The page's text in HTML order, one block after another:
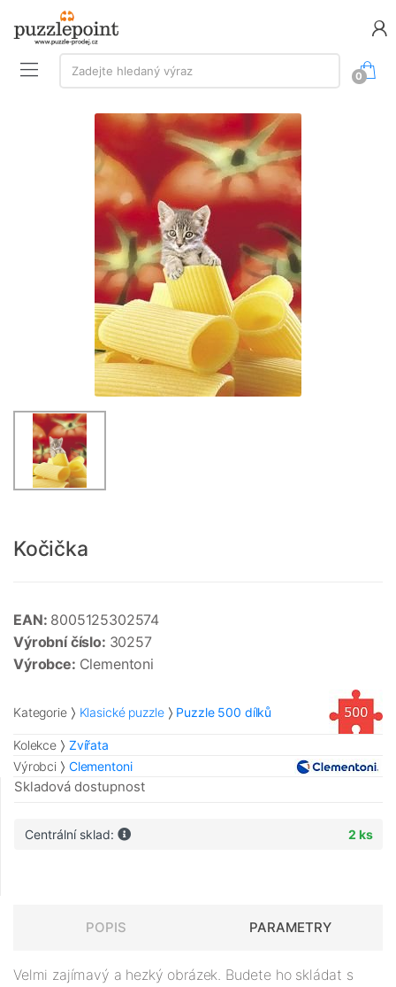
Vyhledávání:
Zadejte hledaný výraz
0
Kočička
EAN: 8005125302574
Výrobní číslo: 30257
Výrobce: Clementoni
Kategorie Klasické puzzle Puzzle 500 dílků
Kolekce
Zvířata
Výrobci
Clementoni
Skladová dostupnost
Centrální sklad: 2 ks
POPIS PARAMETRY
Velmi zajímavý a hezký obrázek. Budete ho skládat s